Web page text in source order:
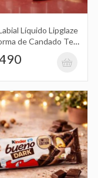
43Gr
Líquido Lipglaze
de Candado Tei